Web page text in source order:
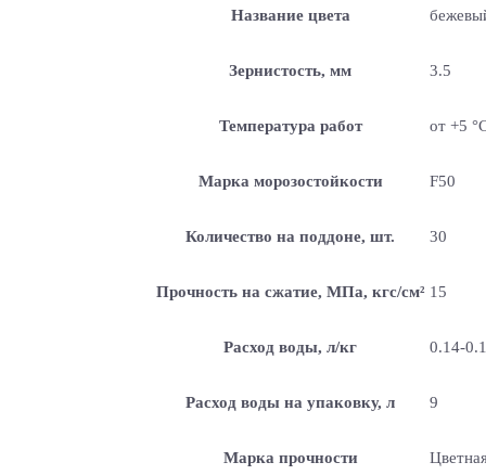
Название цвета
Зернистость, мм 3.5
Температура работ от +5
Марка морозостойкости F50
Количество на поддоне, шт. 30
Прочность на сжатие, МПа, кгс/см² 15
Расход воды, л/кг 0.14-
Расход воды на упаковку, л 9
Марка прочности